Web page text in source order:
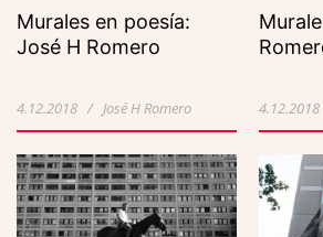
Murales en poesía:
José H Romero
4.12.2018 / José H Romero